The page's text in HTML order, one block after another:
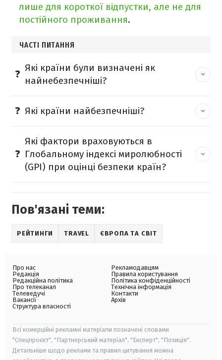
лише для короткої відпустки, але не для
постійного проживання.
ЧАСТІ ПИТАННЯ
Які країни були визначені як
найнебезпечніші?
Які країни найбезпечніші?
Які фактори враховуються в
Глобальному індексі миролюбності
(GPI) при оцінці безпеки країн?
Пов'язані теми:
РЕЙТИНГИ TRAVEL ЄВРОПА ТА СВІТ
Про нас
Редакція
Редакційна політика
Про телеканал
Телеведучі
Вакансії
Структура власності
Рекламодавцям
Правила користування
Політика конфіденційності
Технічна інформація
Контакти
Архів
Всі комерційні рекламні матеріали позначені словами
"Спецпроєкт", "Партнерський матеріал", "Експерт", "Позиція".
Детальніше щодо реклами та правил цитування можна